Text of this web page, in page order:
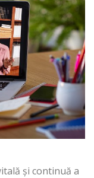
şi continuă a